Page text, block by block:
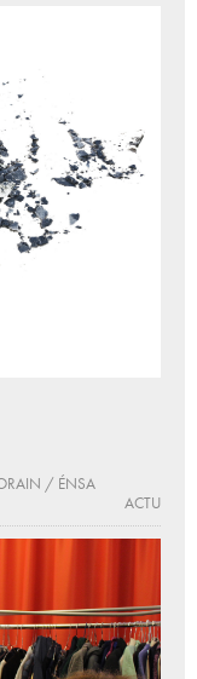
/ ÉNSA
ACTU